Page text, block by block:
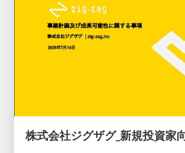
株式会社ジグザグ_新規投資家